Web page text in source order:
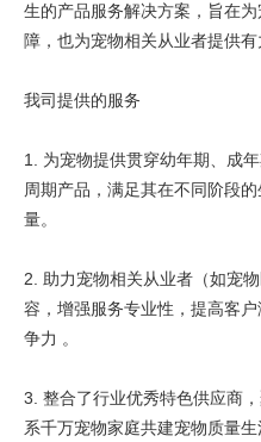
生的产品服务解决方案，旨在
障，也为宠物相关从业者提供有
我司提供的服务
1. 为宠物提供贯穿幼年期、成
周期产品，满足其在不同阶段
量。
2. 助力宠物相关从业者（如宠
容，增强服务专业性，提高客
争力 。
3. 整合了行业优秀特色供应商
系千万宠物家庭共建宠物质量生